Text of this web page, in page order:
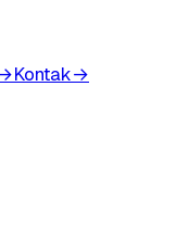
Kontak→